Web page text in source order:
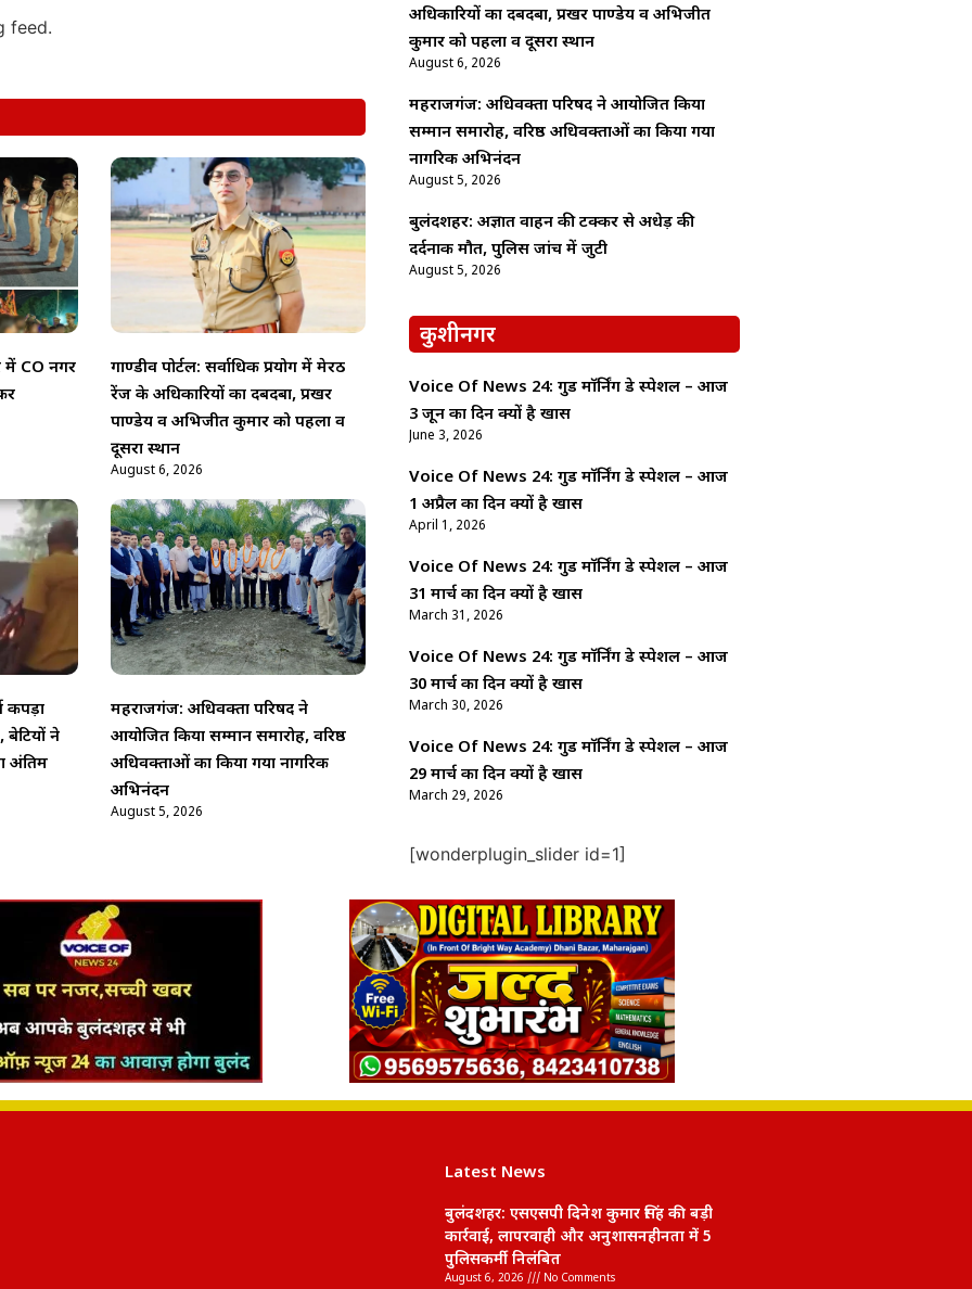
feed.
में CO नगर
गाण्डीव पोर्टल: सर्वाधिक प्रयोग में मेरठ
रेंज के अधिकारियों का दबदबा, प्रखर
पाण्डेय व अभिजीत कुमार को पहला व
दूसरा स्थान
August 6, 2026
कपड़ा
बेटियों ने
अंतिम
महराजगंज: अधिवक्ता परिषद ने
आयोजित किया सम्मान समारोह, वरिष्ठ
अधिवक्ताओं का किया गया नागरिक
अभिनंदन
August 5, 2026
अधिकारियों का दबदबा, प्रखर पाण्डेय व अभिजीत
कुमार को पहला व दूसरा स्थान
August 6, 2026
महराजगंज: अधिवक्ता परिषद ने आयोजित किया
सम्मान समारोह, वरिष्ठ अधिवक्ताओं का किया गया
नागरिक अभिनंदन
August 5, 2026
बुलंदशहर: अज्ञात वाहन की टक्कर से अधेड़ की
दर्दनाक मौत, पुलिस जांच में जुटी
August 5, 2026
कुशीनगर
Voice Of News 24: गुड माॅर्निंग डे स्पेशल – आज
3 जून का दिन क्यों है खास
June 3, 2026
Voice Of News 24: गुड माॅर्निंग डे स्पेशल – आज
1 अप्रैल का दिन क्यों है खास
April 1, 2026
Voice Of News 24: गुड माॅर्निंग डे स्पेशल – आज
31 मार्च का दिन क्यों है खास
March 31, 2026
Voice Of News 24: गुड माॅर्निंग डे स्पेशल – आज
30 मार्च का दिन क्यों है खास
March 30, 2026
Voice Of News 24: गुड माॅर्निंग डे स्पेशल – आज
29 मार्च का दिन क्यों है खास
March 29, 2026
[wonderplugin_slider id=1]
Latest News
बुलंदशहर: एसएसपी दिनेश कुमार सिंह की बड़ी
कार्रवाई, लापरवाही और अनुशासनहीनता में 5
पुलिसकर्मी निलंबित
August 6, 2026 No Comments